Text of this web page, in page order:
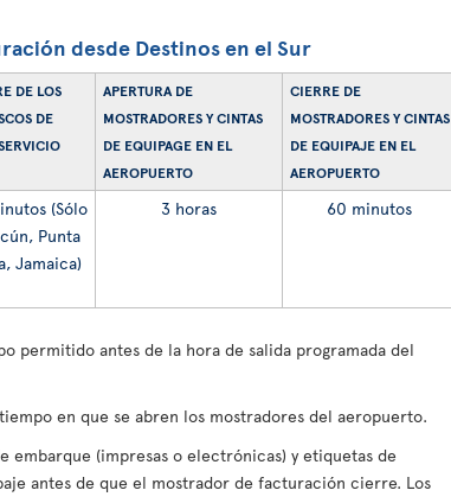
desde Destinos en el Sur
DE LOS
DE
APERTURA DE
MOSTRADORES Y CINTAS
DE EQUIPAGE EN EL
AEROPUERTO
CIERRE DE
MOSTRADORES Y CINTAS
DE EQUIPAJE EN EL
AEROPUERTO
(Sólo
Punta
Jamaica)
3 horas 60 minutos
permitido antes de la hora de salida programada del
en que se abren los mostradores del aeropuerto.
embarque (impresas o electrónicas) y etiquetas de
antes de que el mostrador de facturación cierre. Los